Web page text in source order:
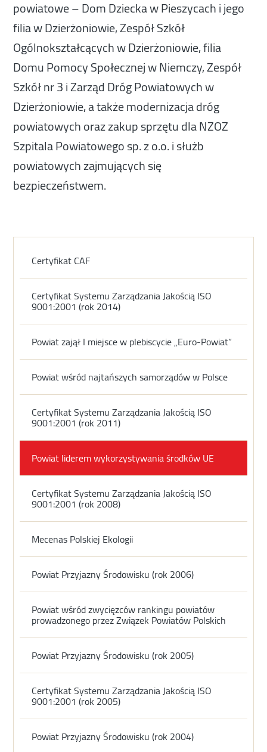
powiatowe – Dom Dziecka w Pieszycach i jego
filia w Dzierżoniowie, Zespół Szkół
Ogólnokształcących w Dzierżoniowie, filia
Domu Pomocy Społecznej w Niemczy, Zespół
Szkół nr 3 i Zarząd Dróg Powiatowych w
Dzierżoniowie, a także modernizacja dróg
powiatowych oraz zakup sprzętu dla NZOZ
Szpitala Powiatowego sp. z o.o. i służb
powiatowych zajmujących się
bezpieczeństwem.
Certyfikat CAF
Certyfikat Systemu Zarządzania Jakością ISO
9001:2001 (rok 2014)
Powiat zajął I miejsce w plebiscycie „Euro-Powiat”
Powiat wśród najtańszych samorządów w Polsce
Certyfikat Systemu Zarządzania Jakością ISO
9001:2001 (rok 2011)
Powiat liderem wykorzystywania środków UE
Certyfikat Systemu Zarządzania Jakością ISO
9001:2001 (rok 2008)
Mecenas Polskiej Ekologii
Powiat Przyjazny Środowisku (rok 2006)
Powiat wśród zwycięzców rankingu powiatów
prowadzonego przez Związek Powiatów Polskich
Powiat Przyjazny Środowisku (rok 2005)
Certyfikat Systemu Zarządzania Jakością ISO
9001:2001 (rok 2005)
Powiat Przyjazny Środowisku (rok 2004)